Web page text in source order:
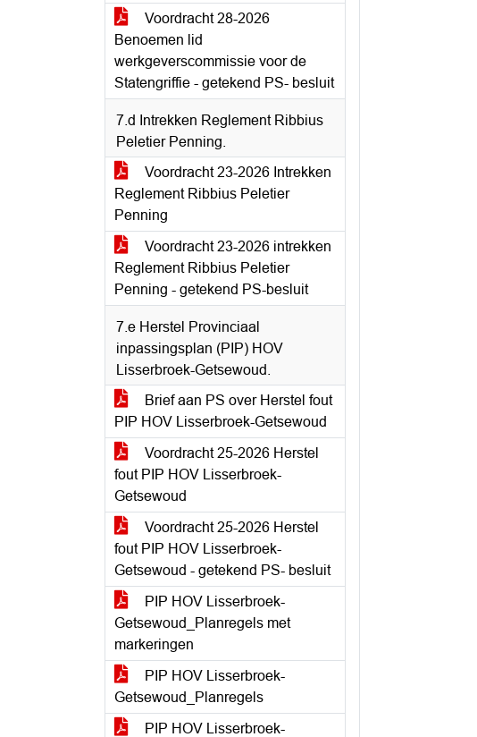
Voordracht 28-2026
Benoemen lid
werkgeverscommissie voor de
Statengriffie - getekend PS- besluit
7.d Intrekken Reglement Ribbius
Peletier Penning.
Voordracht 23-2026 Intrekken
Reglement Ribbius Peletier
Penning
Voordracht 23-2026 intrekken
Reglement Ribbius Peletier
Penning - getekend PS-besluit
7.e Herstel Provinciaal
inpassingsplan (PIP) HOV
Lisserbroek-Getsewoud.
Brief aan PS over Herstel fout
PIP HOV Lisserbroek-Getsewoud
Voordracht 25-2026 Herstel
fout PIP HOV Lisserbroek-
Getsewoud
Voordracht 25-2026 Herstel
fout PIP HOV Lisserbroek-
Getsewoud - getekend PS- besluit
PIP HOV Lisserbroek-
Getsewoud_Planregels met
markeringen
PIP HOV Lisserbroek-
Getsewoud_Planregels
PIP HOV Lisserbroek-